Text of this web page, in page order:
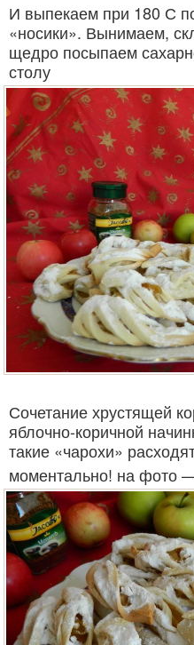
И выпекаем при 180 С
«носики». Вынимаем,
щедро посыпаем
столу
Сочетание хрустящей
яблочно-коричной
такие «чарохи»
моментально! на фото